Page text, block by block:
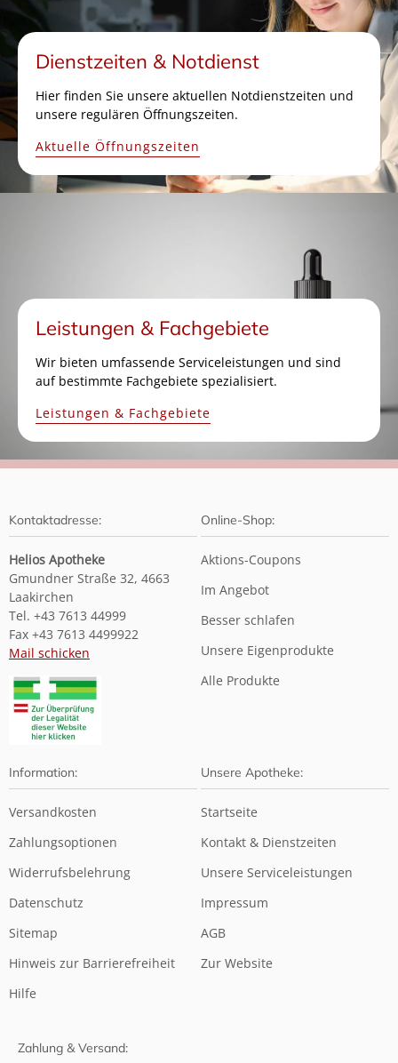
Dienstzeiten & Notdienst
Hier finden Sie unsere aktuellen Notdienstzeiten und
unsere regulären Öffnungszeiten.
Aktuelle Öffnungszeiten
Leistungen & Fachgebiete
Wir bieten umfassende Serviceleistungen und sind
auf bestimmte Fachgebiete spezialisiert.
Leistungen & Fachgebiete
Kontaktadresse:
Helios Apotheke
Gmundner Straße 32, 4663
Laakirchen
Tel. +43 7613 44999
Fax +43 7613 4499922
Mail schicken
Online-Shop:
Aktions-Coupons
Im Angebot
Besser schlafen
Unsere Eigenprodukte
Alle Produkte
Information:
Versandkosten
Zahlungsoptionen
Widerrufsbelehrung
Datenschutz
Sitemap
Hinweis zur Barrierefreiheit
Hilfe
Unsere Apotheke:
Startseite
Kontakt & Dienstzeiten
Unsere Serviceleistungen
Impressum
AGB
Zur Website
Zahlung & Versand: